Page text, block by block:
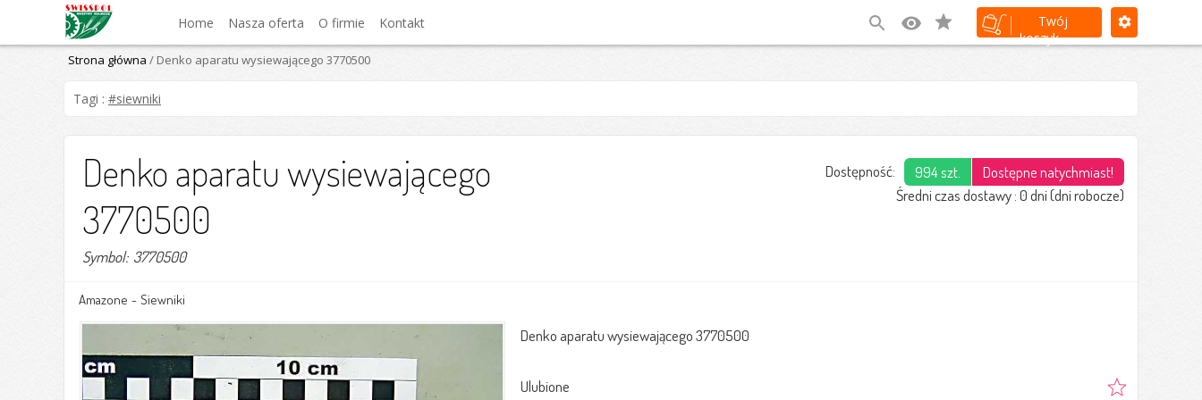
Home Nasza oferta O firmie Kontakt
Twój
koszyk
Strona główna / Denko aparatu wysiewającego 3770500
Tagi : #siewniki
Denko aparatu wysiewającego
3770500
Symbol: 3770500
Amazone - Siewniki
Dostępność: 994 szt.
Dostępne natychmiast!
Średni czas dostawy : 0 dni (dni robocze)
Denko aparatu wysiewającego 3770500
Ulubione